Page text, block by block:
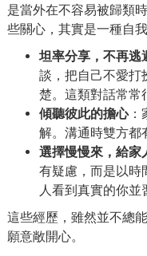
是當外在不容易被歸類
些關心，其實是一種自
坦率分享，不再逃
談，把自己不愛打
楚。這類對話常常
傾聽彼此的擔心：
解。溝通時雙方都
選擇慢慢來，給家
有疑慮，而是以時
人看到真實的你並
這些經歷，雖然並不總
願意敞開心。